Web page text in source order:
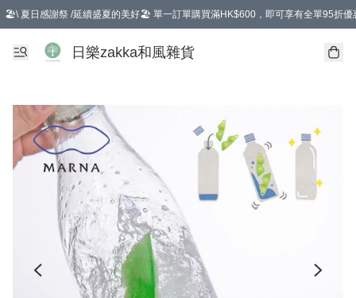
🏖️\ 夏日感謝祭 /延續盛夏的美好🏖️ 單一訂單購買滿HK$600，即可享有全單95折優
選擇GoGoX住宅/工商地址配送，單一訂單消費購物滿HK$680(折扣後），可享有
日樂zakka和風雜貨